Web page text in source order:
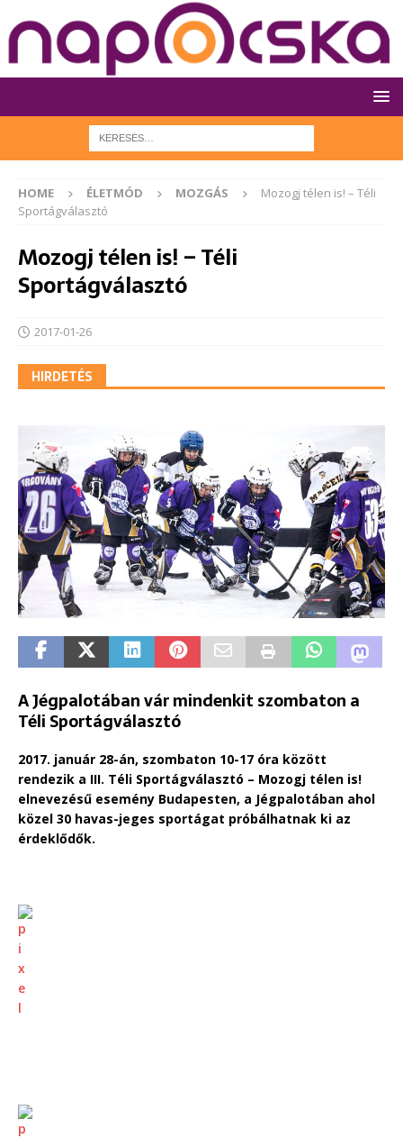
HOME ÉLETMÓD MOZGÁS
Mozogj télen is! – Téli
Sportágválasztó
Mozogj télen is! – Téli
Sportágválasztó
2017-01-26
HIRDETÉS
A Jégpalotában vár mindenkit szombaton a
Téli Sportágválasztó
2017. január 28-án, szombaton 10-17 óra között
rendezik a III. Téli Sportágválasztó – Mozogj télen is!
elnevezésű esemény Budapesten, a Jégpalotában ahol
közel 30 havas-jeges sportágat próbálhatnak ki az
érdeklődők.